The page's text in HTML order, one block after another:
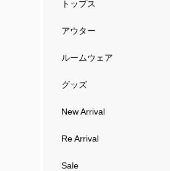
トップス
アウター
ルームウェア
グッズ
New Arrival
Re Arrival
Sale